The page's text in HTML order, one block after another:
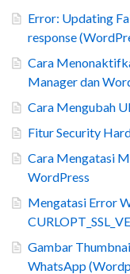
Error: Updating
response
Cara
Manager dan
Cara Mengubah
Fitur Security
Cara Mengatasi
WordPress
Mengatasi Error
Gambar
WhatsApp